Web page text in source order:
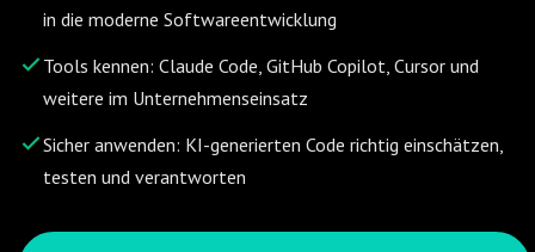
in die moderne Softwareentwicklung
Tools kennen: Claude Code, GitHub Copilot, Cursor und
weitere im Unternehmenseinsatz
Sicher anwenden: KI-generierten Code richtig einschätzen,
testen und verantworten